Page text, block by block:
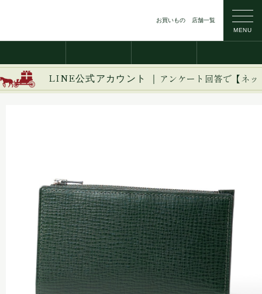
お買いもの
店舗一覧
MENU
LINE公式アカウント ｜ アンケート回答で【ネ